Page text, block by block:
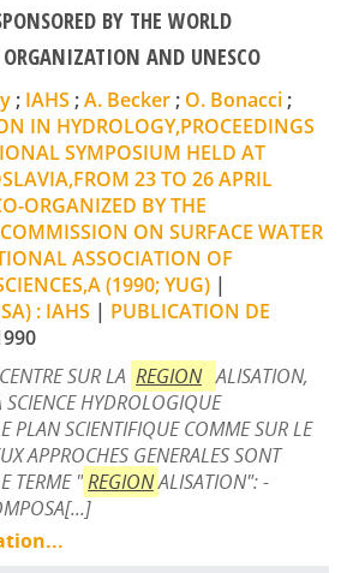
BY THE WORLD
AND UNESCO
; IAHS ;A. Becker ; O. Bonacci ;
IN HYDROLOGY,PROCEEDINGS
SYMPOSIUM HELD AT
23 TO 26 APRIL
ORGANIZED BY THE
ON SURFACE WATER
ASSOCIATION OF
(1990; YUG) |
: IAHS | PUBLICATION DE
SUR LA REGION ALISATION,
HYDROLOGIQUE
PLAN SCIENTIFIQUE COMME SUR LE
APPROCHES GENERALES SONT
TERME "REGIONALISATION": -